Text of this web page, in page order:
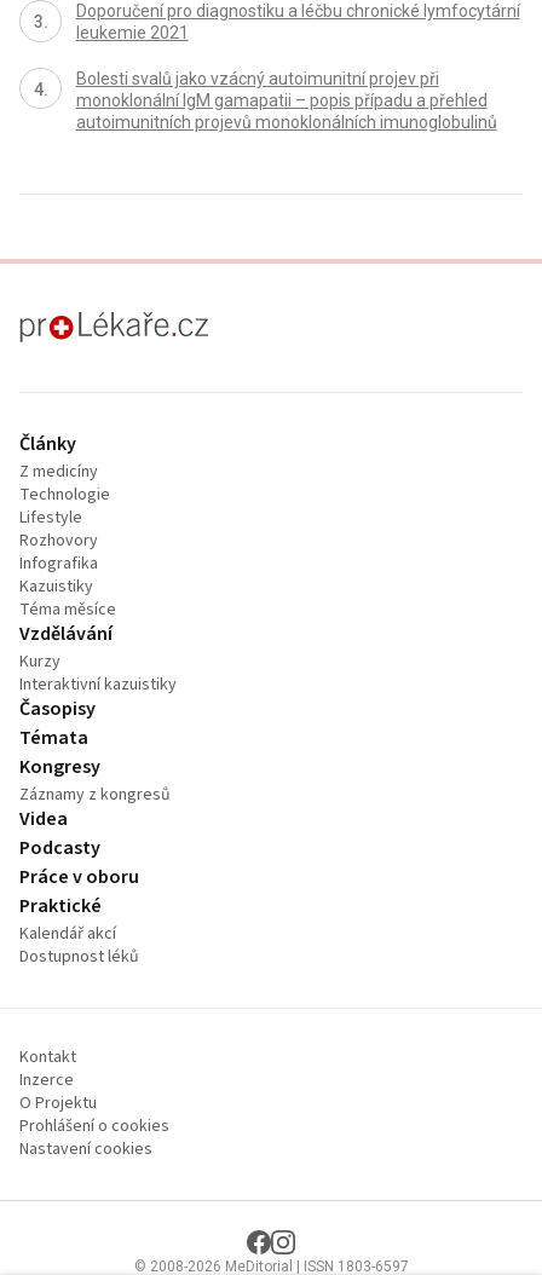
Doporučení pro diagnostiku a léčbu chronické lymfocytární
leukemie 2021
Bolesti svalů jako vzácný autoimunitní projev při
monoklonální IgM gamapatii – popis případu a přehled
autoimunitních projevů monoklonálních imunoglobulinů
proLékaře.cz
Články
Z medicíny
Technologie
Lifestyle
Rozhovory
Infografika
Kazuistiky
Téma měsíce
Vzdělávání
Kurzy
Interaktivní kazuistiky
Časopisy
Témata
Kongresy
Záznamy z kongresů
Videa
Podcasty
Práce v oboru
Praktické
Kalendář akcí
Dostupnost léků
Kontakt
Inzerce
O Projektu
Prohlášení o cookies
Nastavení cookies
© 2008-2026 MeDitorial | ISSN 1803-6597